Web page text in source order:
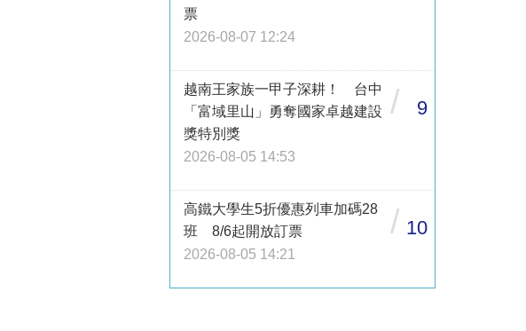
票
2026-08-07 12:24
越南王家族一甲子深耕！ 台中
「富域里山」勇奪國家卓越建設
獎特別獎
2026-08-05 14:53
/ 9
高鐵大學生5折優惠列車加碼28
班 8/6起開放訂票
2026-08-05 14:21
/ 10